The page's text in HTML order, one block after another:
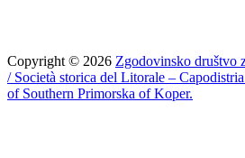
Copyright © 2026 Zgodovinsko društvo
/ Società storica del Litorale –
of Southern Primorska of Koper.